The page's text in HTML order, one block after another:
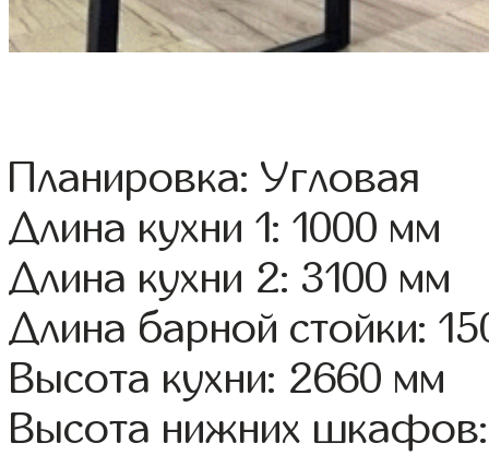
Планировка: Угловая
Длина кухни 1: 1000 мм
Длина кухни 2: 3100 мм
Длина барной стойки:
Высота кухни: 2660 мм
Высота нижних